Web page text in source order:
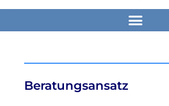
Beratungsansatz